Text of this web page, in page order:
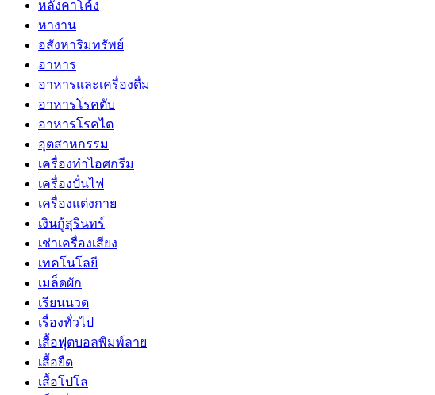
หลังคาโค้ง
หางาน
อสังหาริมทรัพย์
อาหาร
อาหารและเครื่องดื่ม
อาหารโรคตับ
อาหารโรคไต
อุตสาหกรรม
เครื่องทำไอศกรีม
เครื่องปั่นไฟ
เครื่องแต่งกาย
เงินกู้สุรินทร์
เช่าเครื่องเสียง
เทคโนโลยี
เมล็ดผัก
เรียนนวด
เรื่องทั่วไป
เสื้อฟุตบอลพิมพ์ลาย
เสื้อยืด
เสื้อโปโล